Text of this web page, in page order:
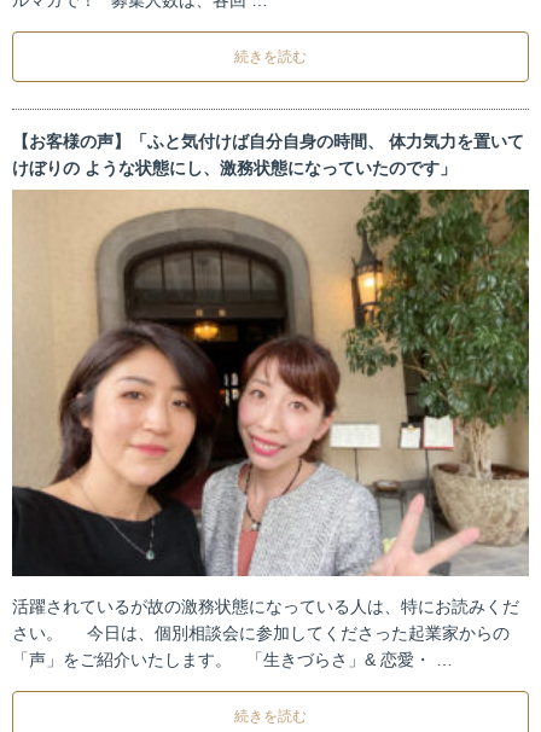
続きを読む
【お客様の声】「ふと気付けば自分自身の時間、 体力気力を置いて
けぼりの ような状態にし、激務状態になっていたのです」
活躍されているが故の激務状態になっている人は、特にお読みくだ
さい。 今日は、個別相談会に参加してくださった起業家からの
「声」をご紹介いたします。 「生きづらさ」& 恋愛・ …
続きを読む